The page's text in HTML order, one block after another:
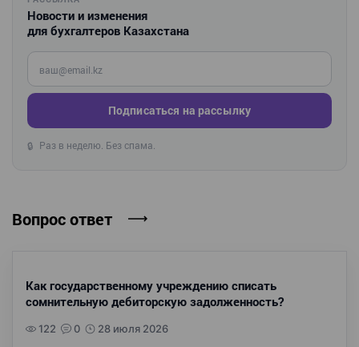
Новости и изменения
для бухгалтеров Казахстана
Введите ваш e-mail
Подписаться на рассылку
🔒 Раз в неделю. Без спама.
Вопрос ответ
Как государственному учреждению списать
сомнительную дебиторскую задолженность?
122 0 28 июля 2026